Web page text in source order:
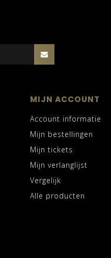
MIJN ACCOUNT
Account informatie
Mijn bestellingen
Mijn tickets
Mijn verlanglijst
Vergelijk
Alle producten